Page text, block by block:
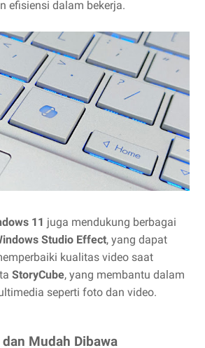
efisiensi dalam bekerja.
11 juga mendukung berbagai
Studio Effect, yang dapat
kualitas video saat
StoryCube, yang membantu dalam
seperti foto dan video.
Mudah Dibawa